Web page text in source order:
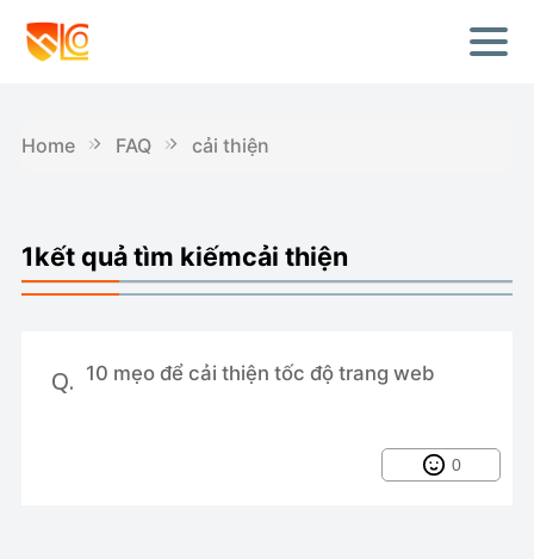
Home FAQ cải thiện
1kết quả tìm kiếmcải thiện
Q. 10 mẹo để cải thiện tốc độ trang web
0